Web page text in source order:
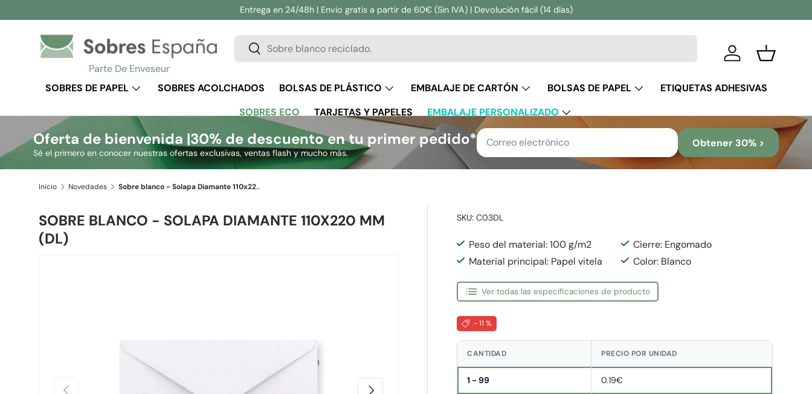
Ir al contenido
Entrega en 24/48h | Envio gratis a partir de 60€ (Sin IVA) | Devolución fácil (14 días)
Parte De Enveseur
Buscar
Buscar
Iniciar sesión
Cesta
SOBRES DE PAPEL SOBRES ACOLCHADOS BOLSAS DE PLÁSTICO EMBALAJE DE CARTÓN BOLSAS DE PAPEL
ETIQUETAS ADHESIVAS
SOBRES ECO
TARJETAS Y PAPELES EMBALAJE PERSONALIZADO
Oferta de bienvenida |30% de descuento en tu primer pedido*
Sé el primero en conocer nuestras ofertas exclusivas, ventas flash y mucho más.
Obtener 30% >
Inicio Novedades Sobre blanco - Solapa Diamante 110x220 mm (DL)
SOBRE BLANCO - SOLAPA DIAMANTE 110X220 MM
(DL)
Anterior Siguiente
SKU: C03DL
Peso del material: 100 g/m2
Cierre: Engomado
Material principal: Papel vitela
Color: Blanco
Ver todas las especificaciones de producto
- 11 %
CANTIDAD PRECIO POR UNIDAD
1 - 99 0.19€